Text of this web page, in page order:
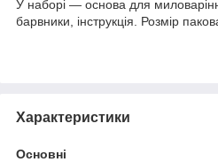
У наборі — основа для
барвники, інструкція. Розмір
Характеристики
Основні